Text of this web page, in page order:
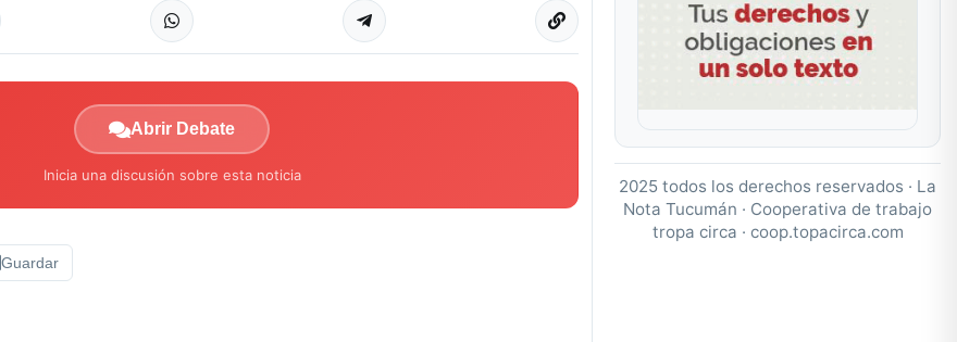
Abrir Debate
Inicia una discusión sobre esta noticia
Guardar
2025 todos los derechos reservados · La
Nota Tucumán · Cooperativa de trabajo
tropa circa · coop.topacirca.com